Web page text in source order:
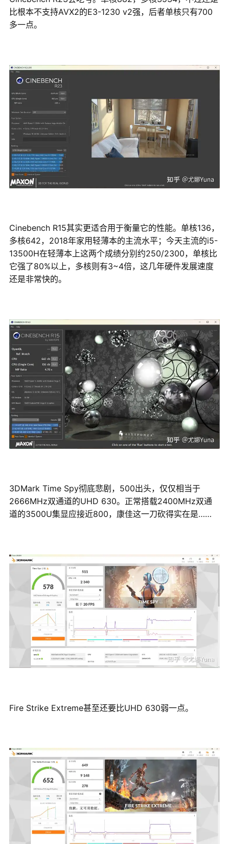
比根本不支持AVX2的E3-1230 v2强，后者单核只有700
多一点。
Cinebench R15其实更适合用于衡量它的性能。单核136，
多核642，2018年家用轻薄本的主流水平；今天主流的i5-
13500H在轻薄本上这两个成绩分别约250/2300，单核比
它强了80%以上，多核则有3~4倍，这几年硬件发展速度
还是非常快的。
3DMark Time Spy彻底悲剧，500出头，仅仅相当于
2666MHz双通道的UHD 630。正常搭载2400MHz双通
道的3500U集显应接近800，康佳这一刀砍得实在是……
Fire Strike Extreme甚至还要比UHD 630弱一点。